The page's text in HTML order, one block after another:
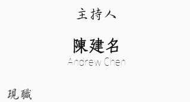
主持人
陳建名
Andrew Chen
現職